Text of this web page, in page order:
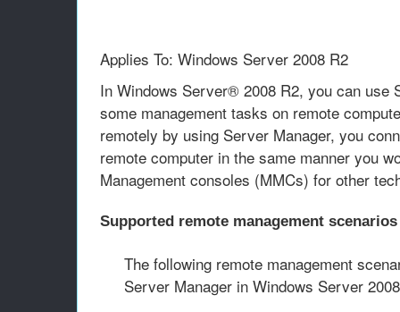
Applies To: Windows Server 2008 R2
In Windows Server® 2008 R2, you can use
some management tasks on remote
remotely by using Server Manager, you
remote computer in the same manner you
Management consoles (MMCs) for other
Supported remote management scenarios
The following remote management
Server Manager in Windows Server